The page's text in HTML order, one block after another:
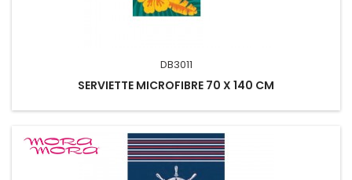
DB3011
SERVIETTE MICROFIBRE 70 X 140 CM